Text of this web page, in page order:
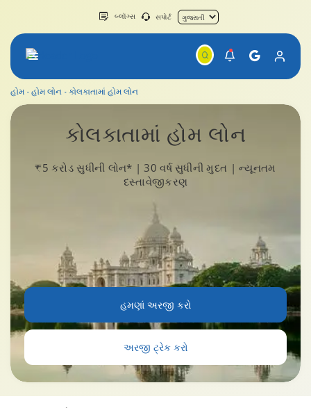
બ્લૉગ્સ સપોર્ટ
હોમ હોમ લોન કોલકાતામાં હોમ લોન
કોલકાતામાં હોમ લોન
₹5 કરોડ સુધીની લોન* | 30 વર્ષ સુધીની મુદત | ન્યૂનતમ
દસ્તાવેજીકરણ
કોલકાતામાં હોમ લોન
હમણાં અરજી કરો
અરજી ટ્રેક કરો